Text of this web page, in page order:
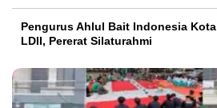
Pengurus Ahlul Bait Indonesia
LDII, Pererat Silaturahmi